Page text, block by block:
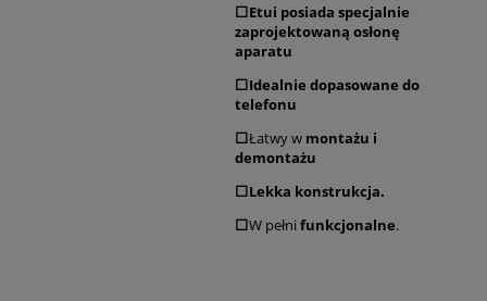
⬜Etui posiada specjalnie
zaprojektowaną osłonę
aparatu
⬜Idealnie dopasowane do
telefonu
⬜Łatwy w montażu i
demontażu
⬜Lekka konstrukcja.
⬜W pełni funkcjonalne.